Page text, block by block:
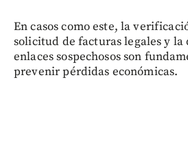
En casos como este, la
solicitud de facturas legales y la
enlaces sospechosos son
prevenir pérdidas económicas.